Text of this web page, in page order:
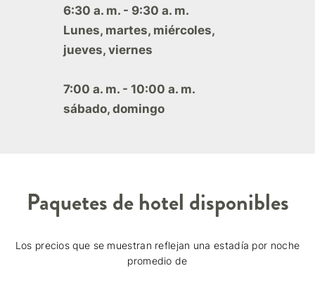
6:30 a. m. - 9:30 a. m.
Lunes, martes, miércoles,
jueves, viernes
7:00 a. m. - 10:00 a. m.
sábado, domingo
Paquetes de hotel disponibles
Los precios que se muestran reflejan una estadía por noche
promedio de